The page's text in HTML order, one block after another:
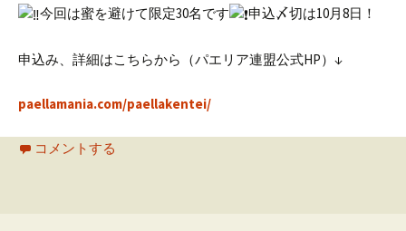
今回は蜜を避けて限定30名です
申込〆切は10月8日！
申込み、詳細はこちらから（パエリア連盟公式HP）↓
paellamania.com/paellakentei/
コメントする